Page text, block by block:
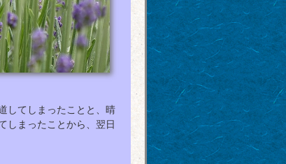
してしまったことと、晴
しまったことから、翌日